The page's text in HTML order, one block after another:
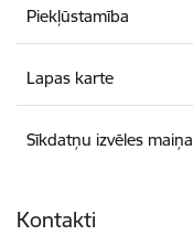
Piekļūstamība
Lapas karte
Sīkdatņu izvēles maiņa
Kontakti